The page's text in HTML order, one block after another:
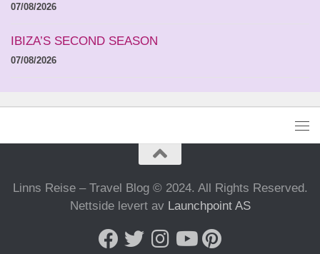
07/08/2026
IBIZA’S SECOND SEASON
07/08/2026
Linns Reise – Travel Blog © 2024. All Rights Reserved.
Nettside levert av Launchpoint AS